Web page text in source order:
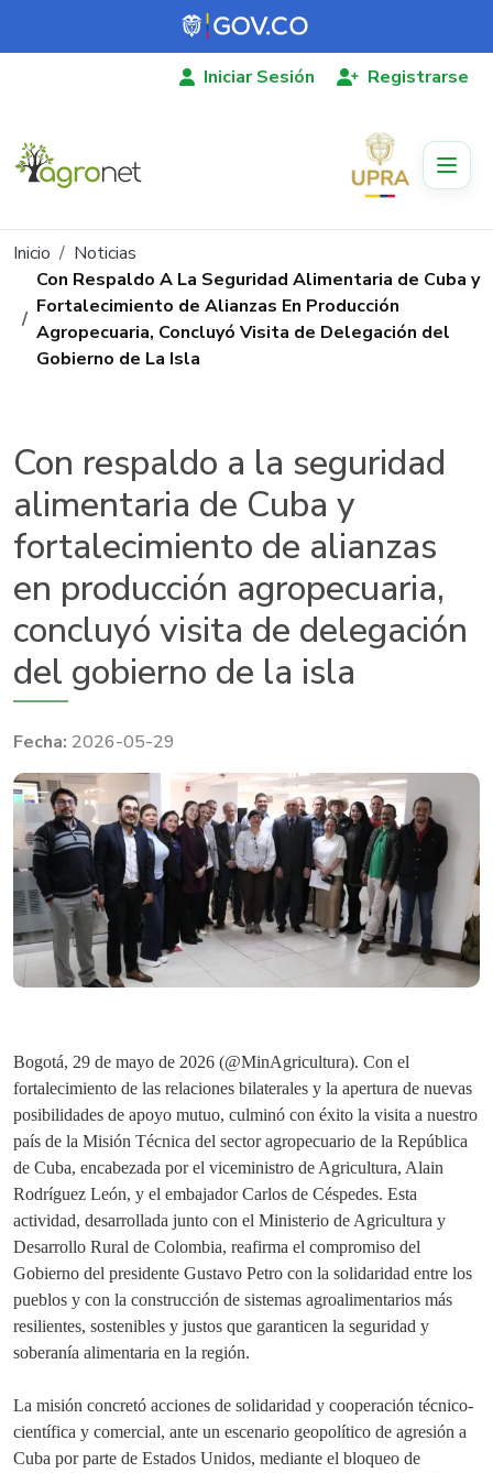
Pasar al contenido principal
Iniciar Sesión Registrarse
Ruta de navegación
Inicio
Noticias
Con Respaldo A La Seguridad Alimentaria de Cuba y
Fortalecimiento de Alianzas En Producción
Agropecuaria, Concluyó Visita de Delegación del
Gobierno de La Isla
Con respaldo a la seguridad
alimentaria de Cuba y
fortalecimiento de alianzas
en producción agropecuaria,
concluyó visita de delegación
del gobierno de la isla
2026-05-29
Bogotá, 29 de mayo de 2026 (@MinAgricultura). Con el
fortalecimiento de las relaciones bilaterales y la apertura de nuevas
posibilidades de apoyo mutuo, culminó con éxito la visita a nuestro
país de la Misión Técnica del sector agropecuario de la República
de Cuba, encabezada por el viceministro de Agricultura, Alain
Rodríguez León, y el embajador Carlos de Céspedes. Esta
actividad, desarrollada junto con el Ministerio de Agricultura y
Desarrollo Rural de Colombia, reafirma el compromiso del
Gobierno del presidente Gustavo Petro con la solidaridad entre los
pueblos y con la construcción de sistemas agroalimentarios más
resilientes, sostenibles y justos que garanticen la seguridad y
soberanía alimentaria en la región.
La misión concretó acciones de solidaridad y cooperación técnico-
científica y comercial, ante un escenario geopolítico de agresión a
Cuba por parte de Estados Unidos, mediante el bloqueo de